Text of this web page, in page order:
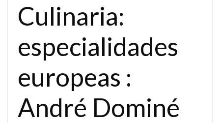
Culinaria:
especialidades
europeas :
André Dominé